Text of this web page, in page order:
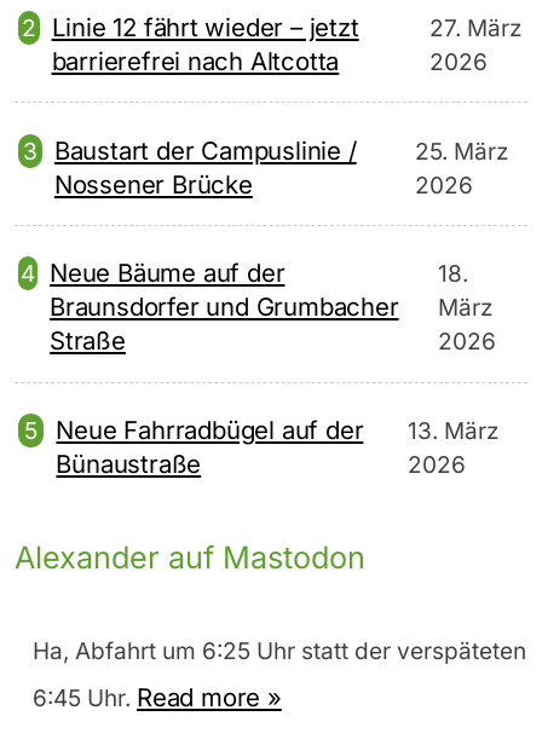
Linie 12 fährt wieder – jetzt
barrierefrei nach Altcotta
27. März
2026
Baustart der Campuslinie /
Nossener Brücke
25. März
2026
Neue Bäume auf der
Braunsdorfer und Grumbacher
Straße
18.
März
2026
Neue Fahrradbügel auf der
Bünaustraße
13. März
2026
Alexander auf Mastodon
Ha, Abfahrt um 6:25 Uhr statt der verspäteten
6:45 Uhr. Read more »